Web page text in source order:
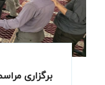
برگزاری